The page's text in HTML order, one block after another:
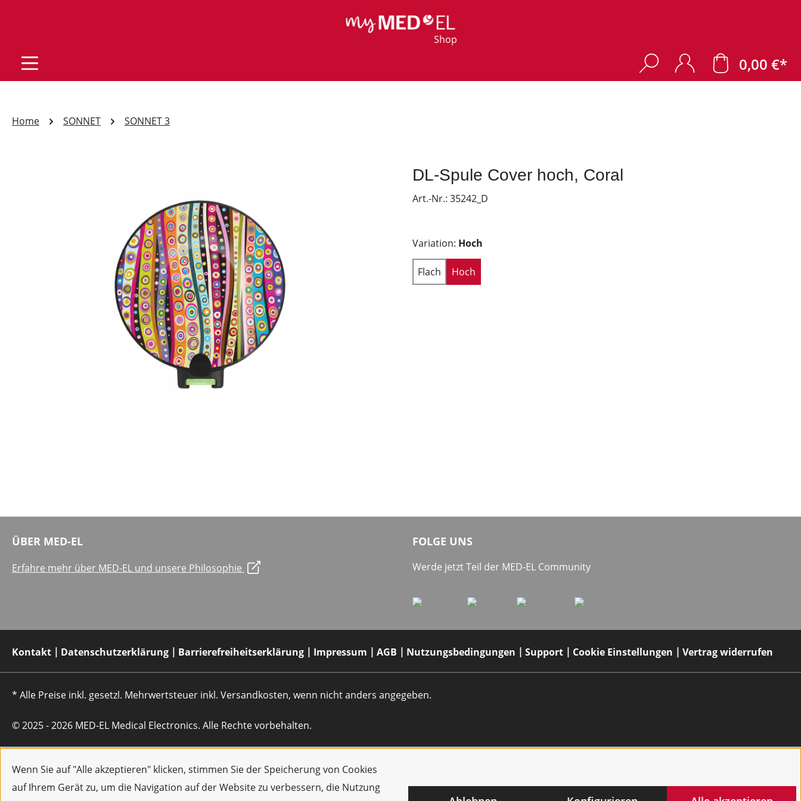
Wenn Sie auf "Alle akzeptieren" klicken, stimmen Sie der Speicherung von Cookies
auf Ihrem Gerät zu, um die Navigation auf der Website zu verbessern, die Nutzung
Shop
0,00 €*
Home SONNET SONNET 3
DL-Spule Cover hoch, Coral
Art.-Nr.: 35242_D
Variation: Hoch
Flach Hoch
ÜBER MED-EL
Erfahre mehr über MED-EL und unsere Philosophie
FOLGE UNS
Werde jetzt Teil der MED-EL Community
Kontakt Datenschutzerklärung Barrierefreiheitserklärung Impressum AGB Nutzungsbedingungen Support Cookie Einstellungen Vertrag widerrufen
* Alle Preise inkl. gesetzl. Mehrwertsteuer inkl. Versandkosten, wenn nicht anders angegeben.
© 2025 - 2026 MED-EL Medical Electronics. Alle Rechte vorbehalten.